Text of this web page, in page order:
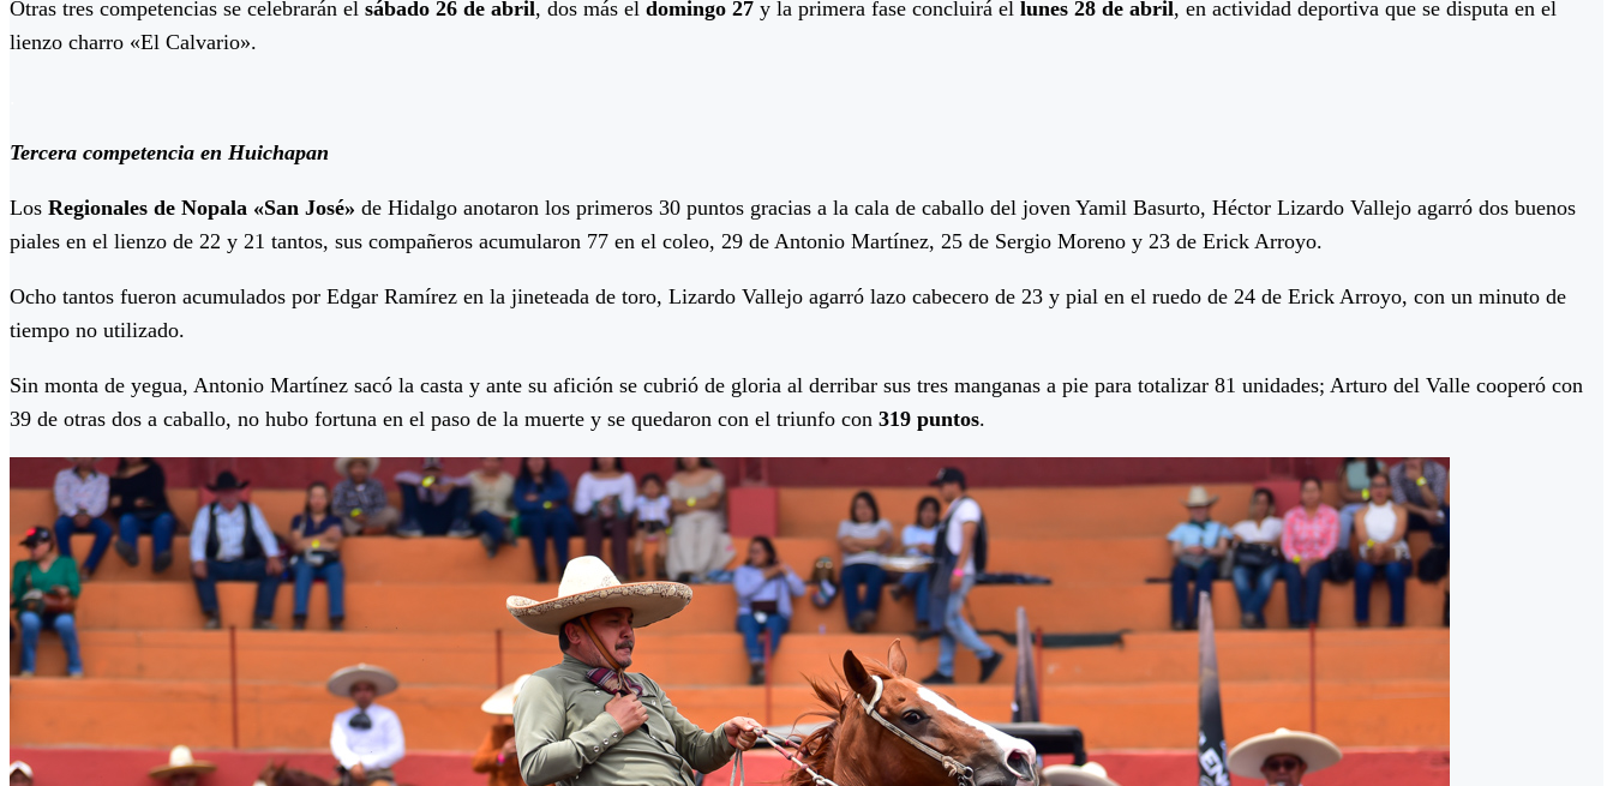
Otras tres competencias se celebrarán el sábado 26 de abril, dos más el domingo 27 y la primera fase concluirá el lunes 28 de abril, en actividad deportiva que se disputa en el
lienzo charro «El Calvario».
Tercera competencia en Huichapan
Los Regionales de Nopala «San José» de Hidalgo anotaron los primeros 30 puntos gracias a la cala de caballo del joven Yamil Basurto, Héctor Lizardo Vallejo agarró dos buenos
piales en el lienzo de 22 y 21 tantos, sus compañeros acumularon 77 en el coleo, 29 de Antonio Martínez, 25 de Sergio Moreno y 23 de Erick Arroyo.
Ocho tantos fueron acumulados por Edgar Ramírez en la jineteada de toro, Lizardo Vallejo agarró lazo cabecero de 23 y pial en el ruedo de 24 de Erick Arroyo, con un minuto de
tiempo no utilizado.
Sin monta de yegua, Antonio Martínez sacó la casta y ante su afición se cubrió de gloria al derribar sus tres manganas a pie para totalizar 81 unidades; Arturo del Valle cooperó con
39 de otras dos a caballo, no hubo fortuna en el paso de la muerte y se quedaron con el triunfo con 319 puntos.